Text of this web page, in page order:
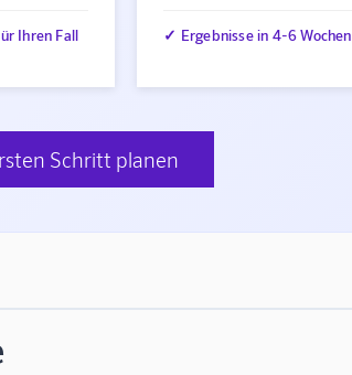
Ihren Fall ✓ Ergebnisse in 4-6 Wochen
Schritt planen